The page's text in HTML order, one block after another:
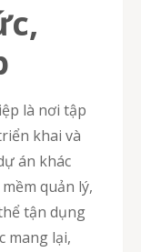
là nơi tập
khai và
án khác
quản lý,
tận dụng
mang lại,